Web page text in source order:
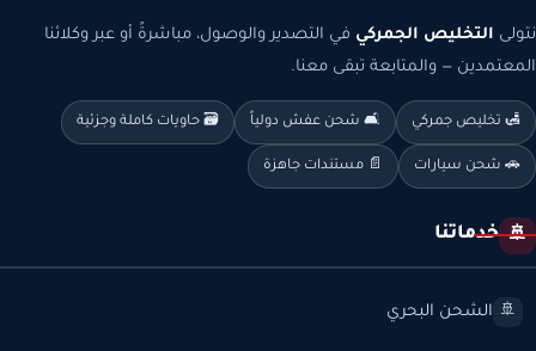
نتولى التخليص الجمركي في التصدير والوصول، مباشرةً أو عبر وكلائنا
المعتمدين — والمتابعة تبقى معنا.
🛃 تخليص جمركي 🛋️ شحن عفش دولياً 🗃️ حاويات كاملة وجزئية
🚗 شحن سيارات 📄 مستندات جاهزة
🚢 خدماتنا
🚢 الشحن البحري